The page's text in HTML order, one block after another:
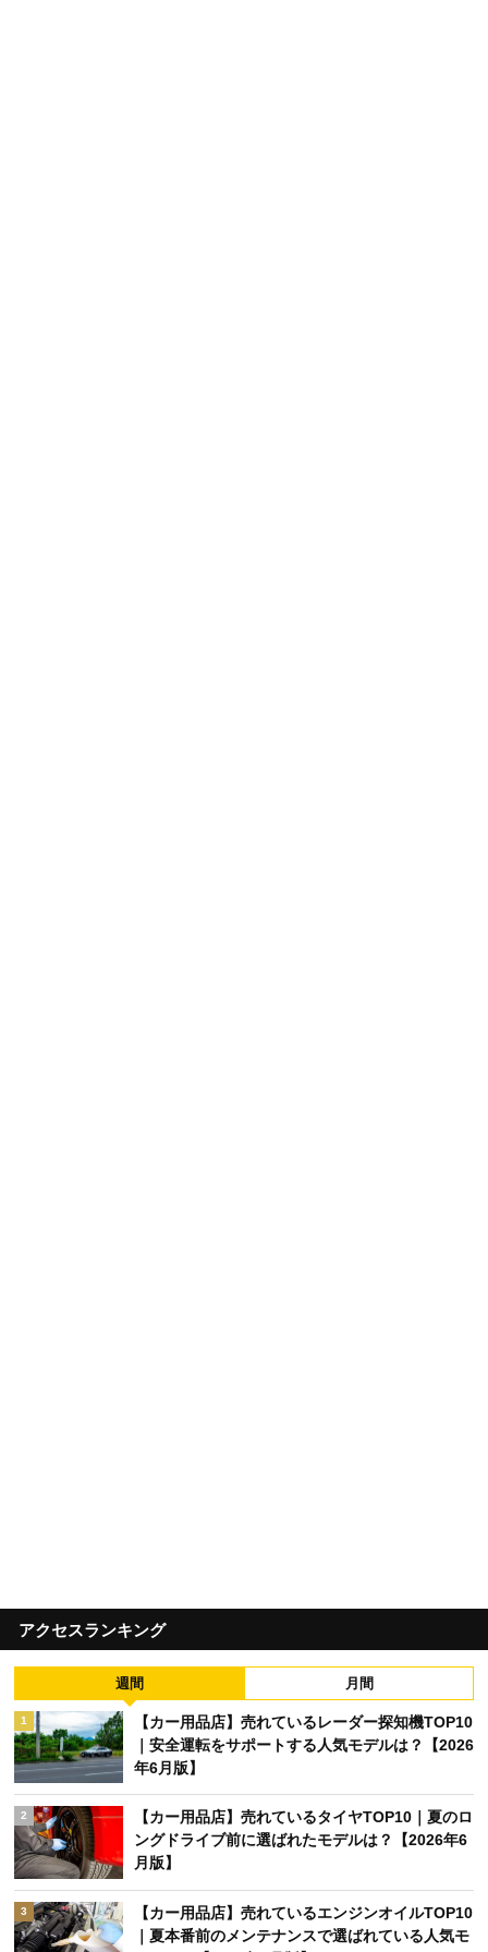
アクセスランキング
週間 月間
1
【カー用品店】売れているレーダー探知機TOP10
｜安全運転をサポートする人気モデルは？【2026
年6月版】
2
【カー用品店】売れているタイヤTOP10｜夏のロ
ングドライブ前に選ばれたモデルは？【2026年6
月版】
3
【カー用品店】売れているエンジンオイルTOP10
｜夏本番前のメンテナンスで選ばれている人気モ